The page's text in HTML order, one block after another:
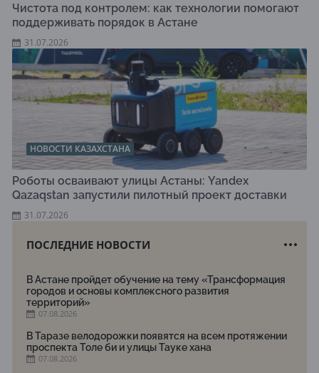
Чистота под контролем: как технологии помогают
поддерживать порядок в Астане
31.07.2026
НОВОСТИ КАЗАХСТАНА
Роботы осваивают улицы Астаны: Yandex
Qazaqstan запустили пилотный проект доставки
31.07.2026
ПОСЛЕДНИЕ НОВОСТИ
В Астане пройдет обучение на тему «Трансформация
городов и основы комплексного развития
территорий»
07.08.2026
В Таразе велодорожки появятся на всем протяжении
проспекта Толе би и улицы Тауке хана
07.08.2026